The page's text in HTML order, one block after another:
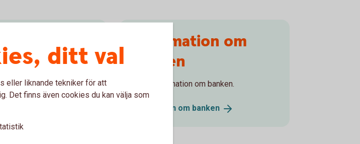
organisation,
Information om
banken
Legal information om banken.
Information om banken
ditt val
eller liknande tekniker för att
Det finns även cookies du kan välja som